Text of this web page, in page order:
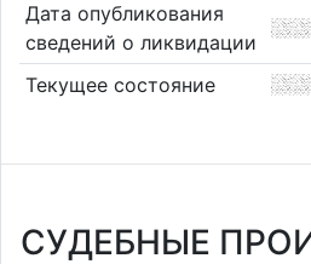
Дата опубликования
сведений о ликвидации
Текущее состояние
СУДЕБНЫЕ